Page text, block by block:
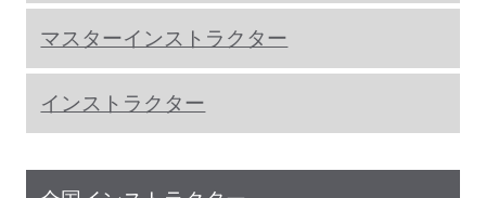
マスターインストラクター
インストラクター